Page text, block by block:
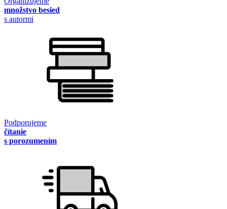
množstvo besied
s autormi
Podporujeme
čítanie
s porozumením